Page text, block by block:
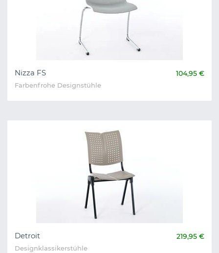
Nizza FS 104,95 €
Farbenfrohe Designstühle
Detroit 219,95 €
Designklassikerstühle